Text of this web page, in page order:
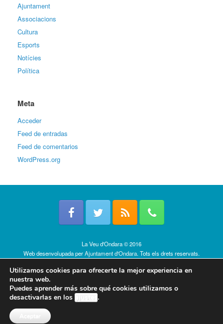
Ajuntament
Associacions
Cultura
Esports
Notícies
Política
Meta
Acceder
Feed de entradas
Feed de comentarios
WordPress.org
La Veu d'Ondara © 2016
Web desenvolupada perAjuntament d'Ondara. Tots els drets reservats.
Utilizamos cookies para ofrecerte la mejor experiencia en
nuestra web.
Puedes aprender más sobre qué cookies utilizamos o
desactivarlas en los ajustes.